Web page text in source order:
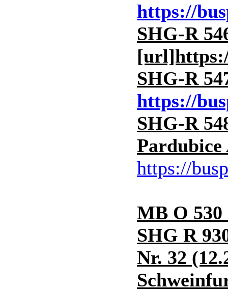
https://
SHG-R
SHG-R
https://
SHG-R
Pardubice
https://
MB O
SHG R
Nr. 32